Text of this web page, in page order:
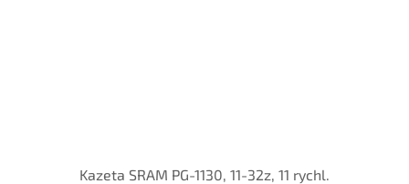
Kazeta SRAM PG-1130, 11-32z, 11 rychl.